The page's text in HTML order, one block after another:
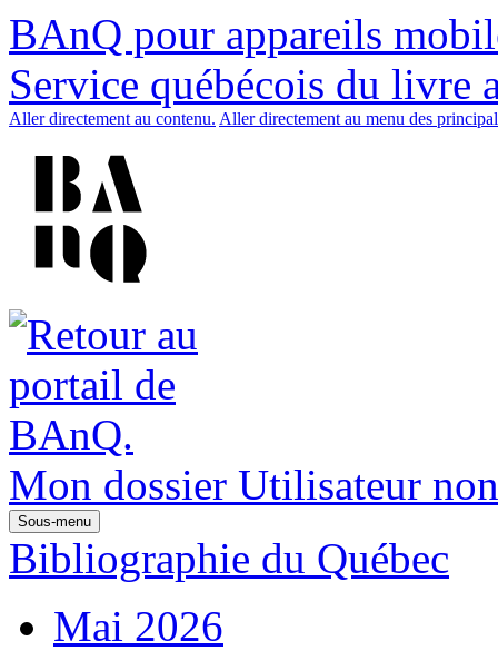
BAnQ pour appareils
Service québécois du livre
Aller directement au contenu. Aller directement au menu des
Mon dossier Utilisateur
Sous-menu
Bibliographie du Québec
Mai 2026